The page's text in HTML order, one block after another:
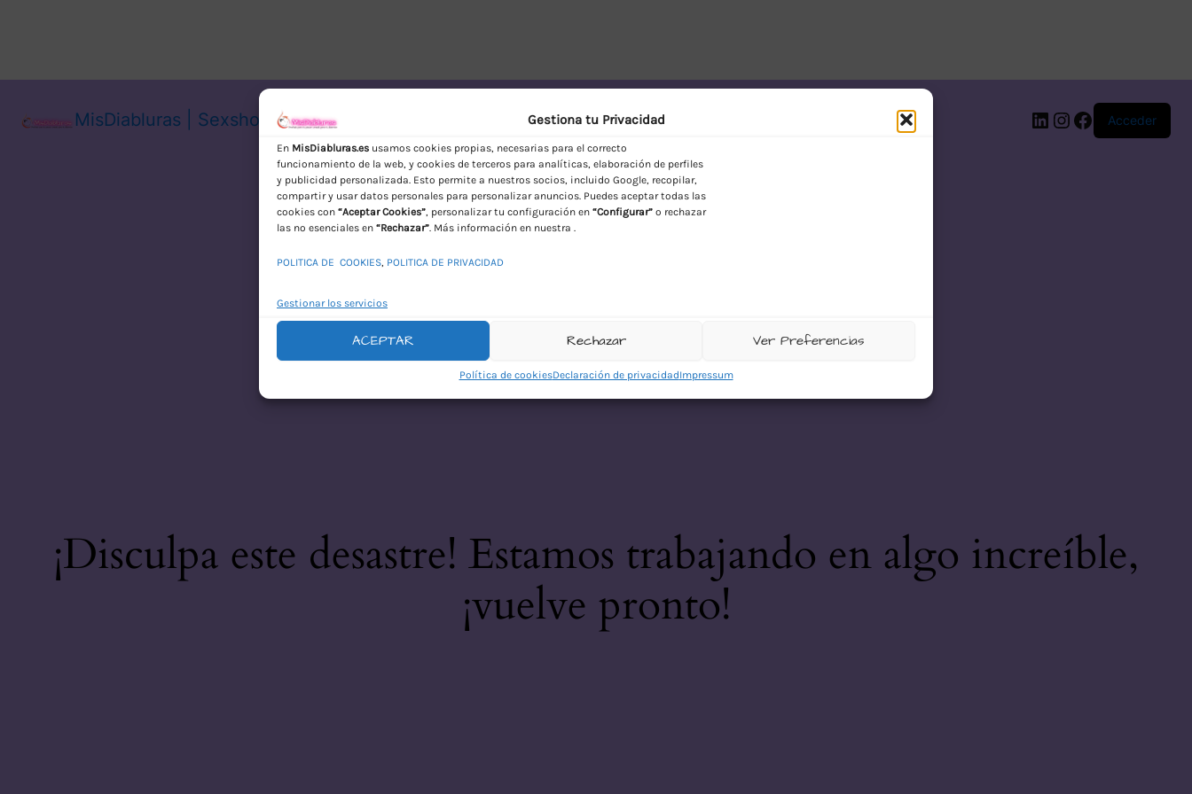
Gestiona tu Privacidad
En MisDiabluras.es usamos cookies propias, necesarias para el correcto
funcionamiento de la web, y cookies de terceros para analíticas, elaboración de perfiles
y publicidad personalizada. Esto permite a nuestros socios, incluido Google, recopilar,
compartir y usar datos personales para personalizar anuncios. Puedes aceptar todas las
cookies con “Aceptar Cookies”, personalizar tu configuración en “Configurar” o rechazar
las no esenciales en “Rechazar”. Más información en nuestra .
POLITICA DE COOKIES, POLITICA DE PRIVACIDAD
Gestionar los servicios
ACEPTAR Rechazar Ver Preferencias
Política de cookiesDeclaración de privacidadImpressum
MisDiabluras | Sexshop Online con Envío Discreto en España
LinkedIn
Instagram
Facebook
Acceder
¡Disculpa este desastre! Estamos trabajando en algo increíble,
¡vuelve pronto!